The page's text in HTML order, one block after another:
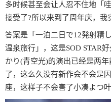
多时候甚至会让人忍不住地「
接受了?所以来到了周年庆，我
答案是「一泊二日で12発射精
温泉旅行」，这是SOD STAR
かり(青空光)的演出已经是两
了，这么久没有新作会不会是
座，这样子不会害了小凑よつ